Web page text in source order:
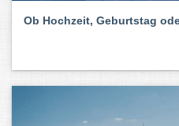
Ob Hochzeit, Geburtstag